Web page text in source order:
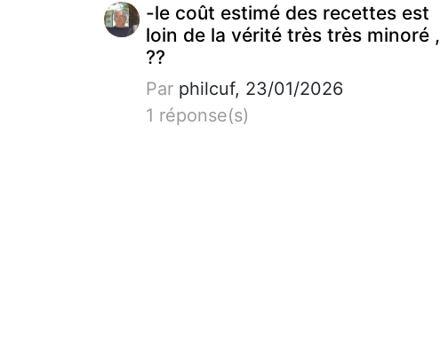
-le coût estimé des recettes est
loin de la vérité très très minoré ,
??
Par philcuf, 23/01/2026
1 réponse(s)